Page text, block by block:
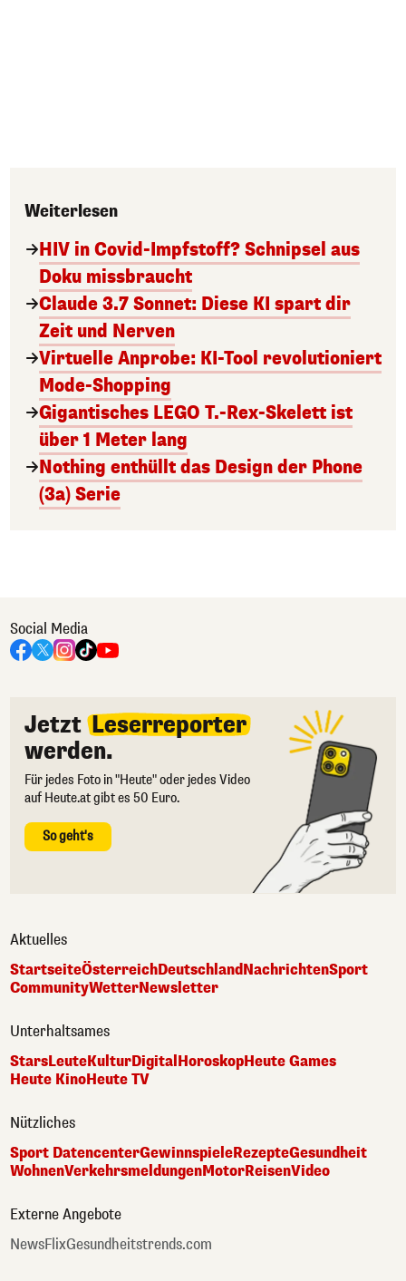
Weiterlesen
HIV in Covid-Impfstoff? Schnipsel aus
Doku missbraucht
Claude 3.7 Sonnet: Diese KI spart dir
Zeit und Nerven
Virtuelle Anprobe: KI-Tool revolutioniert
Mode-Shopping
Gigantisches LEGO T.-Rex-Skelett ist
über 1 Meter lang
Nothing enthüllt das Design der Phone
(3a) Serie
Social Media
Jetzt Leserreporter
werden.
Für jedes Foto in "Heute" oder jedes Video
auf Heute.at gibt es 50 Euro.
So geht's
Aktuelles
StartseiteÖsterreichDeutschlandNachrichtenSport
CommunityWetterNewsletter
Unterhaltsames
StarsLeuteKulturDigital HoroskopHeute Games
Heute KinoHeute TV
Nützliches
Sport DatencenterGewinnspieleRezepteGesundheit
WohnenVerkehrsmeldungenMotorReisenVideo
Externe Angebote
NewsFlixGesundheitstrends.com